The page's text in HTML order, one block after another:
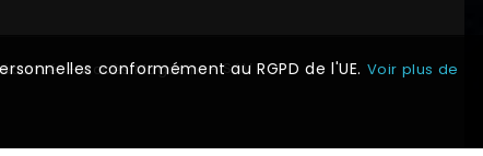
Accès Magasin SAV
conformément au RGPD de l'UE. Voir plus de